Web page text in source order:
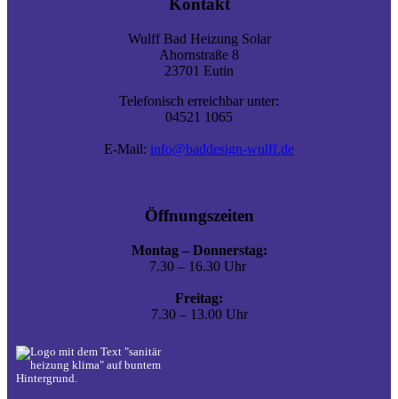
Kontakt
Wulff Bad Heizung Solar
Ahornstraße 8
23701 Eutin
Telefonisch erreichbar unter:
04521 1065
E-Mail: info@baddesign-wulff.de
Öffnungszeiten
Montag – Donnerstag:
7.30 – 16.30 Uhr
Freitag:
7.30 – 13.00 Uhr